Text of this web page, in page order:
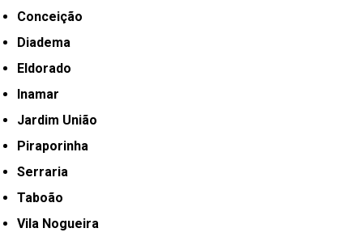
Conceição
Diadema
Eldorado
Inamar
Jardim União
Piraporinha
Serraria
Taboão
Vila Nogueira